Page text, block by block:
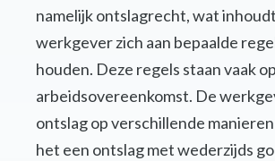
namelijk ontslagrecht, wat
werkgever zich aan bepaalde
houden. Deze regels staan vaak
arbeidsovereenkomst. De
ontslag op verschillende
het een ontslag met wederzijds